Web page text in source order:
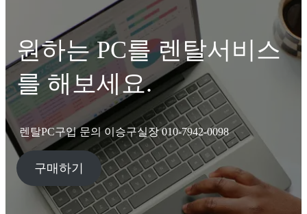
원하는 PC를 렌탈서비스
를 해보세요.
렌탈PC구입 문의 이승구실장 010-7942-0098
구매하기